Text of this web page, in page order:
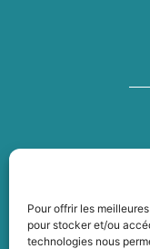
Pour offrir les
pour stocker et/ou
technologies nous